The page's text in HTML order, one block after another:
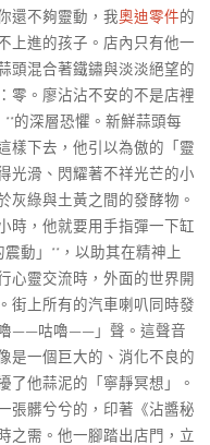
還不夠靈動，我奧迪零件的
上進的孩子。店內只有他一
頭混合著鐵鏽與淡淡絕望的
零。廖沾沾不安的不是店裡
的深層恐懼。新鮮蒜頭每
樣下去，他引以為傲的「靈
光滑、閃耀著不祥光芒的小
灰綠與土黃之間的發酵物。
時，他就要用手指彈一下缸
動」**，以助其在精神上
心靈交流時，外面的世界開
街上所有的汽車喇叭同時發
嚕——咕嚕——」聲。這聲音
是一個巨大的、消化不良的
了他蒜泥的「寧靜冥想」。
張髒兮兮的，印著《沾醬秘
之需。他一腳踏出店門，立